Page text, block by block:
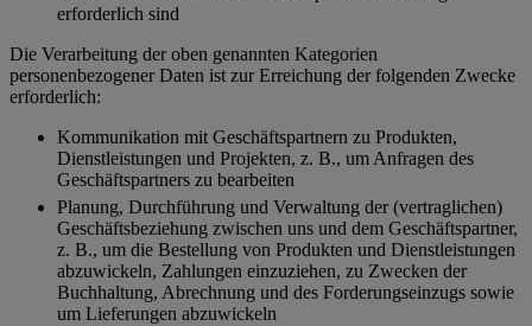
erforderlich sind
Die Verarbeitung der oben genannten Kategorien
personenbezogener Daten ist zur Erreichung der folgenden Zwecke
erforderlich:
Kommunikation mit Geschäftspartnern zu Produkten,
Dienstleistungen und Projekten, z. B., um Anfragen des
Geschäftspartners zu bearbeiten
Planung, Durchführung und Verwaltung der (vertraglichen)
Geschäftsbeziehung zwischen uns und dem Geschäftspartner,
z. B., um die Bestellung von Produkten und Dienstleistungen
abzuwickeln, Zahlungen einzuziehen, zu Zwecken der
Buchhaltung, Abrechnung und des Forderungseinzugs sowie
um Lieferungen abzuwickeln